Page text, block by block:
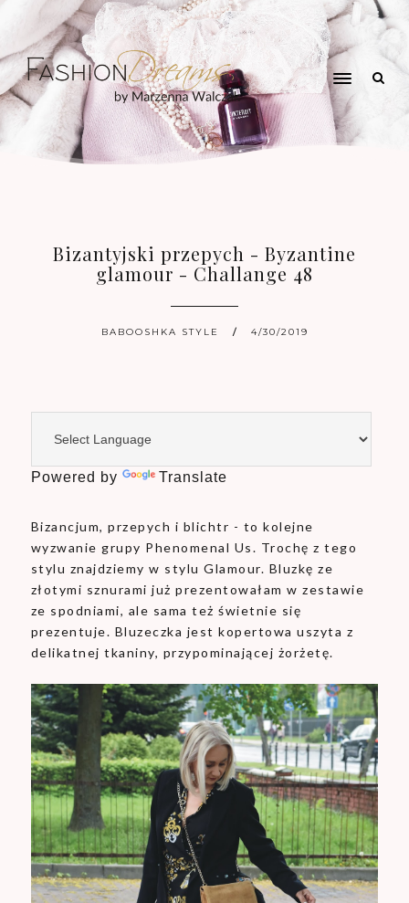
Bizantyjski przepych - Byzantine
glamour - Challange 48
BABOOSHKA STYLE 4/30/2019
Powered by Translate
Bizancjum, przepych i blichtr - to kolejne
wyzwanie grupy Phenomenal Us. Trochę z tego
stylu znajdziemy w stylu Glamour. Bluzkę ze
złotymi sznurami już prezentowałam w zestawie
ze spodniami, ale sama też świetnie się
prezentuje. Bluzeczka jest kopertowa uszyta z
delikatnej tkaniny, przypominającej żorżetę.